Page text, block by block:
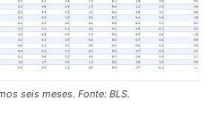
seis meses. Fonte: BLS.